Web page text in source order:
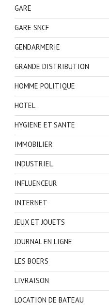
GARE
GARE SNCF
GENDARMERIE
GRANDE DISTRIBUTION
HOMME POLITIQUE
HOTEL
HYGIENE ET SANTE
IMMOBILIER
INDUSTRIEL
INFLUENCEUR
INTERNET
JEUX ET JOUETS
JOURNAL EN LIGNE
LES BOERS
LIVRAISON
LOCATION DE BATEAU